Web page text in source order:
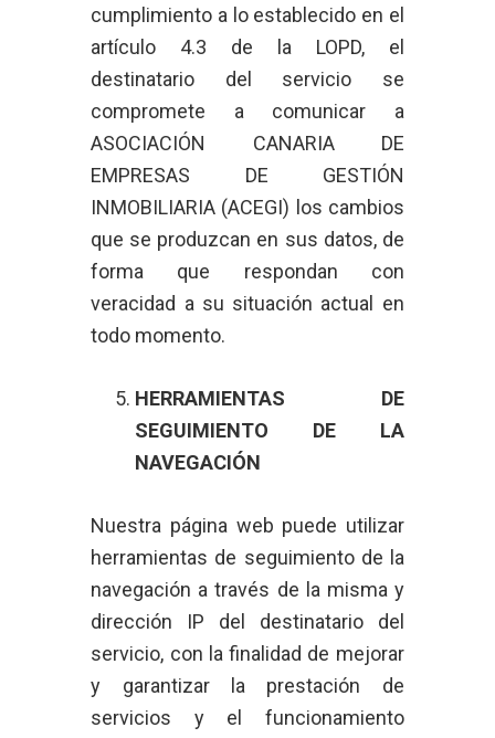
cumplimiento a lo establecido en el
artículo 4.3 de la LOPD, el
destinatario del servicio se
compromete a comunicar a
ASOCIACIÓN CANARIA DE
EMPRESAS DE GESTIÓN
INMOBILIARIA (ACEGI) los cambios
que se produzcan en sus datos, de
forma que respondan con
veracidad a su situación actual en
todo momento.
HERRAMIENTAS DE
SEGUIMIENTO DE LA
NAVEGACIÓN
Nuestra página web puede utilizar
herramientas de seguimiento de la
navegación a través de la misma y
dirección IP del destinatario del
servicio, con la finalidad de mejorar
y garantizar la prestación de
servicios y el funcionamiento